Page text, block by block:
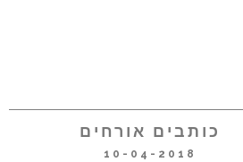
כותבים אורחים
10-04-2018